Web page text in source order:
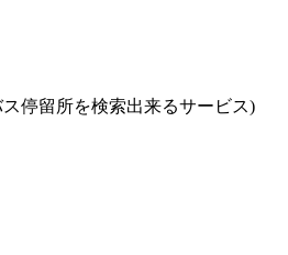
停留所を検索出来るサービス)